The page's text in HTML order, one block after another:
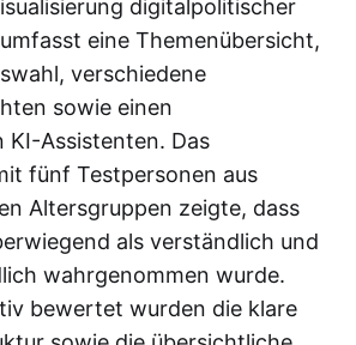
digitalpolitischer
eine Themenübersicht,
verschiedene
sowie einen
KI-Assistenten. Das
fünf Testpersonen aus
Altersgruppen zeigte, dass
als verständlich und
wahrgenommen wurde.
bewertet wurden die klare